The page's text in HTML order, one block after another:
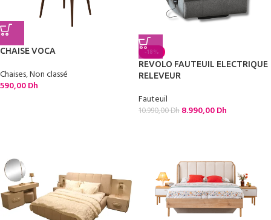
CHAISE VOCA
Chaises,Non classé
590,00Dh
-18%
REVOLO FAUTEUIL ELECTRIQUE
RELEVEUR
Fauteuil
10.990,00Dh 8.990,00Dh